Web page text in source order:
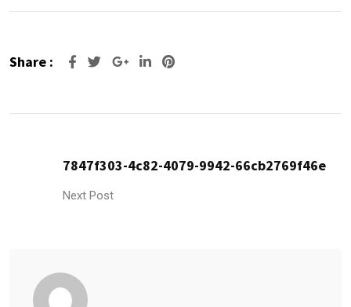
Share : Google+LinkedIn
Pinterest
7847f303-4c82-4079-9942-66cb2769f46e
Next Post